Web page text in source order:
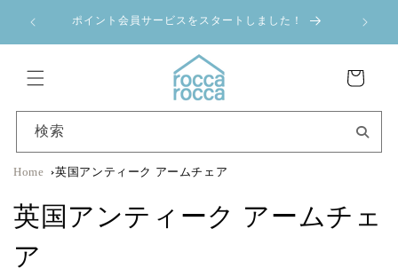
ンツに
ポイント会員サービスをスタートしました！
ー
検索
Home 英国アンティーク アームチェア
英国アンティーク アームチェ
ア